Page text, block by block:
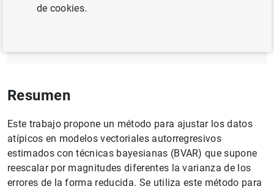
Resumen
Este trabajo propone un método para ajustar los datos
atípicos en modelos vectoriales autorregresivos
estimados con técnicas bayesianas (BVAR) que supone
reescalar por magnitudes diferentes la varianza de los
errores de la forma reducida. Se utiliza este método para
de cookies.